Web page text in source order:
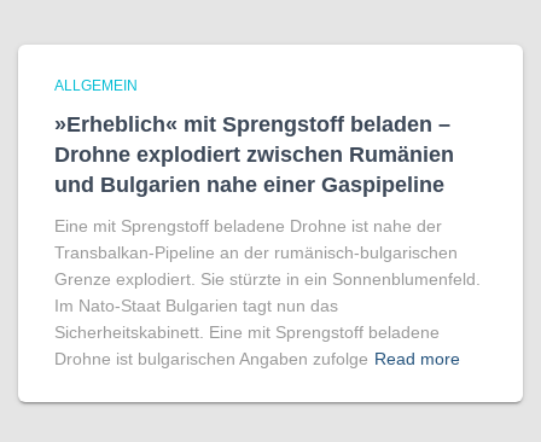
ALLGEMEIN
»Erheblich« mit Sprengstoff beladen –
Drohne explodiert zwischen Rumänien
und Bulgarien nahe einer Gaspipeline
Eine mit Sprengstoff beladene Drohne ist nahe der
Transbalkan-Pipeline an der rumänisch-bulgarischen
Grenze explodiert. Sie stürzte in ein Sonnenblumenfeld.
Im Nato-Staat Bulgarien tagt nun das
Sicherheitskabinett. Eine mit Sprengstoff beladene
Drohne ist bulgarischen Angaben zufolge Read more